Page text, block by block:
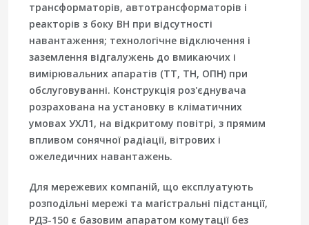
трансформаторів, автотрансформаторів і
реакторів з боку ВН при відсутності
навантаження; технологічне відключення і
заземлення відгалужень до вмикаючих і
вимірювальних апаратів (ТТ, ТН, ОПН) при
обслуговуванні. Конструкція роз'єднувача
розрахована на установку в кліматичних
умовах УХЛ1, на відкритому повітрі, з прямим
впливом сонячної радіації, вітрових і
ожеледичних навантажень.
Для мережевих компаній, що експлуатують
розподільні мережі та магістральні підстанції,
РДЗ-150 є базовим апаратом комутації без